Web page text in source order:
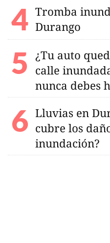
Tromba
Durango
¿Tu auto
calle
nunca debes
Lluvias en
cubre los
inundación?